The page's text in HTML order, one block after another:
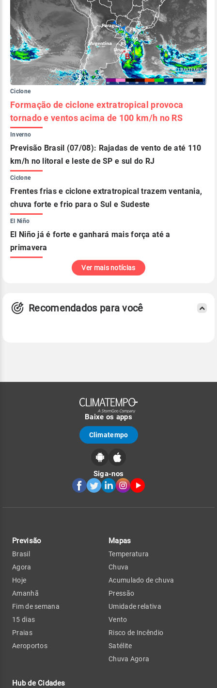
Ciclone
Formação de ciclone extratropical provoca
tornado e ventos acima de 100 km/h no RS
Inverno
Previsão Brasil (07/08): Rajadas de vento de até 110
km/h no litoral e leste de SP e sul do RJ
Ciclone
Frentes frias e ciclone extratropical trazem ventania,
chuva forte e frio para o Sul e Sudeste
El Niño
El Niño já é forte e ganhará mais força até a
primavera
Ver mais notícias
Recomendados para você
Baixe os apps
Climatempo
Siga-nos
Previsão
Brasil
Agora
Hoje
Amanhã
Fim de semana
15 dias
Praias
Aeroportos
Hub de Cidades
Mapas
Temperatura
Chuva
Acumulado de chuva
Pressão
Umidade relativa
Vento
Risco de Incêndio
Satélite
Chuva Agora